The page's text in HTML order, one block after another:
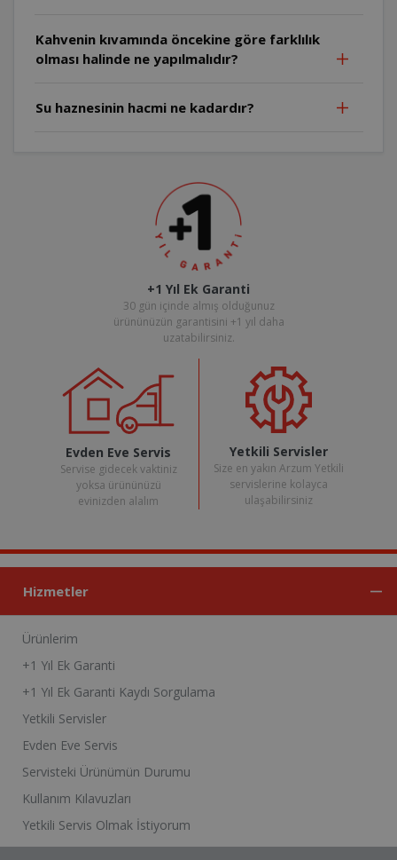
Kahvenin kıvamında öncekine göre farklılık
olması halinde ne yapılmalıdır?
Su haznesinin hacmi ne kadardır?
+1 Yıl Ek Garanti
30 gün içinde almış olduğunuz
ürününüzün garantisini +1 yıl daha
uzatabilirsiniz.
Evden Eve Servis
Servise gidecek vaktiniz
yoksa ürününüzü
evinizden alalım
Yetkili Servisler
Size en yakın Arzum Yetkili
servislerine kolayca
ulaşabilirsiniz
Hizmetler
Ürünlerim
+1 Yıl Ek Garanti
+1 Yıl Ek Garanti Kaydı Sorgulama
Yetkili Servisler
Evden Eve Servis
Servisteki Ürünümün Durumu
Kullanım Kılavuzları
Yetkili Servis Olmak İstiyorum